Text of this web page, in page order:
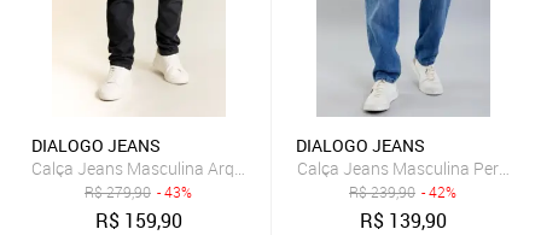
DIALOGO JEANS
Calça Jeans Masculina Arqueada Preta com Elastano Dialogo Preto
R$279,90 - 43%
R$ 159,90
DIALOGO JEANS
Calça Jeans Masculina Perna
R$239,90 - 42%
R$ 139,90